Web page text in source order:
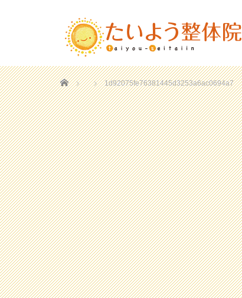
Home 1d92075fe76381445d3253a6ac0694a7